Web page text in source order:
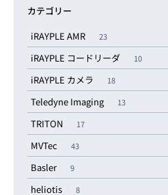
カテゴリー
iRAYPLE AMR
23
iRAYPLE コードリーダ 10
iRAYPLE カメラ 18
Teledyne Imaging 13
TRITON 17
MVTec 43
Basler 9
heliotis 8